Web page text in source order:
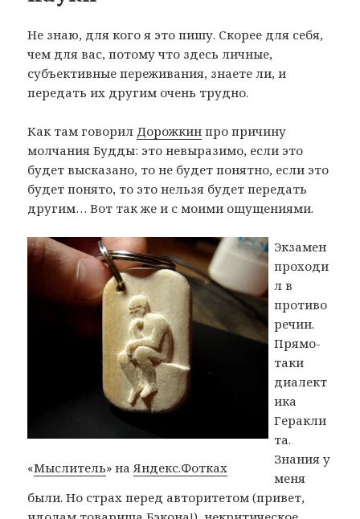
Не знаю, для кого я это пишу. Скорее для себя,
чем для вас, потому что здесь личные,
субъективные переживания, знаете ли, и
передать их другим очень трудно.
Как там говорил Дорожкин про причину
молчания Будды: это невыразимо, если это
будет высказано, то не будет понятно, если это
будет понято, то это нельзя будет передать
другим… Вот так же и с моими ощущениями.
«Мыслитель» наЯндекс.Фотках
Экзамен
проходи
л в
противо
речии.
Прямо-
таки
диалект
ика
Геракли
та.
Знания у
меня
были. Но страх перед авторитетом (привет,